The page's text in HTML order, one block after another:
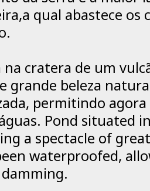
qual abastece os
na cratera de um
grande beleza
permitindo
Pond situated
a spectacle of
waterproofed,